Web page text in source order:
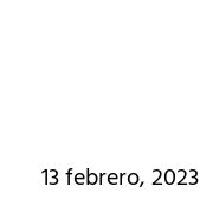
13 febrero, 2023